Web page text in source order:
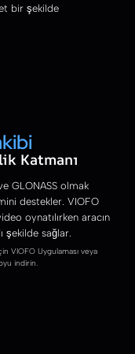
bir şekilde
Katmanı
GLONASS olmak
destekler. VIOFO
oynatılırken aracın
şekilde sağlar.
VIOFO Uygulaması veya
indirin.